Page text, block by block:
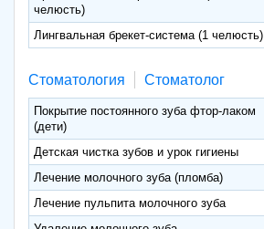
челюсть)
Лингвальная брекет-система (1 челюсть)
Стоматология Стоматолог
Покрытие постоянного зуба фтор-лаком
(дети)
Детская чистка зубов и урок гигиены
Лечение молочного зуба (пломба)
Лечение пульпита молочного зуба